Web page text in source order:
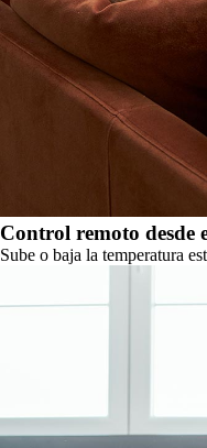
Control remoto desde
Sube o baja la temperatura